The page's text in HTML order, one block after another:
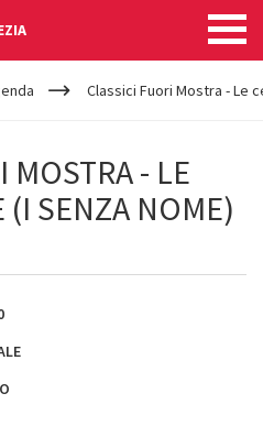
Classici Fuori Mostra - Le
MOSTRA - LE
(I SENZA NOME)